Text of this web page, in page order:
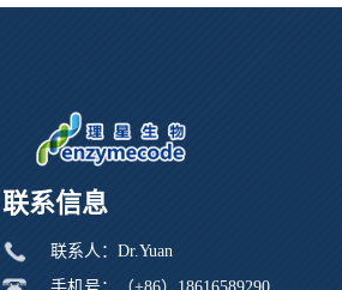
联系信息
联系人：Dr.Yuan